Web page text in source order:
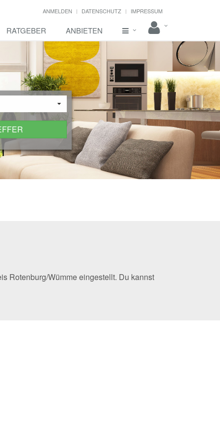
ANMELDEN DATENSCHUTZ IMPRESSUM
RATGEBER ANBIETEN
Rotenburg/Wümme eingestellt. Du kannst